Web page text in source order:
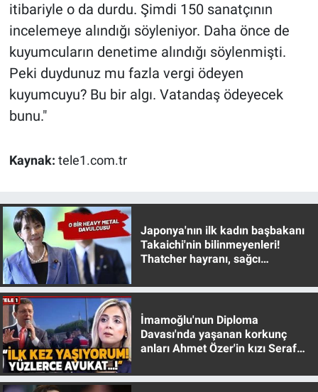
itibariyle o da durdu. Şimdi 150 sanatçının
incelemeye alındığı söyleniyor. Daha önce de
kuyumcuların denetime alındığı söylenmişti.
Peki duydunuz mu fazla vergi ödeyen
kuyumcuyu? Bu bir algı. Vatandaş ödeyecek
bunu."
Kaynak: tele1.com.tr
Japonya'nın ilk kadın başbakanı
Takaichi'nin bilinmeyenleri!
Thatcher hayranı, sağcı
İmamoğlu'nun Diploma
Davası'nda yaşanan korkunç
anları Ahmet Özer'in kızı Seraf
Türkiye'nin Gündemi
Yerel Gündem
Yerel Yaşam
Canlı Yayın